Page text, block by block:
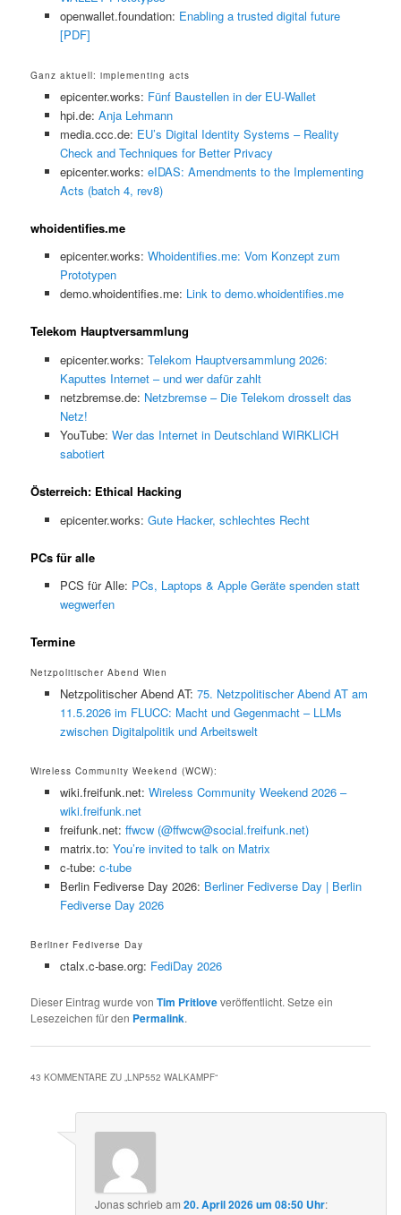
openwallet.foundation: Enabling a trusted digital future
[PDF]
Ganz aktuell: implementing acts
epicenter.works: Fünf Baustellen in der EU-Wallet
hpi.de: Anja Lehmann
media.ccc.de: EU’s Digital Identity Systems – Reality
Check and Techniques for Better Privacy
epicenter.works: eIDAS: Amendments to the Implementing
Acts (batch 4, rev8)
whoidentifies.me
epicenter.works: Whoidentifies.me: Vom Konzept zum
Prototypen
demo.whoidentifies.me: Link to demo.whoidentifies.me
Telekom Hauptversammlung
epicenter.works: Telekom Hauptversammlung 2026:
Kaputtes Internet – und wer dafür zahlt
netzbremse.de: Netzbremse – Die Telekom drosselt das
Netz!
YouTube: Wer das Internet in Deutschland WIRKLICH
sabotiert
Österreich: Ethical Hacking
epicenter.works: Gute Hacker, schlechtes Recht
PCs für alle
PCS für Alle: PCs, Laptops & Apple Geräte spenden statt
wegwerfen
Termine
Netzpolitischer Abend Wien
Netzpolitischer Abend AT: 75. Netzpolitischer Abend AT am
11.5.2026 im FLUCC: Macht und Gegenmacht – LLMs
zwischen Digitalpolitik und Arbeitswelt
Wireless Community Weekend (WCW):
wiki.freifunk.net: Wireless Community Weekend 2026 –
wiki.freifunk.net
freifunk.net: ffwcw (@ffwcw@social.freifunk.net)
matrix.to: You’re invited to talk on Matrix
c-tube: c-tube
Berlin Fediverse Day 2026: Berliner Fediverse Day | Berlin
Fediverse Day 2026
Berliner Fediverse Day
ctalx.c-base.org: FediDay 2026
Dieser Eintrag wurde vonTim Pritloveveröffentlicht. Setze ein
Lesezeichen für den Permalink.
43 KOMMENTARE ZU „LNP552 WALKAMPF“
Jonasschriebam20. April 2026 um 08:50 Uhr: